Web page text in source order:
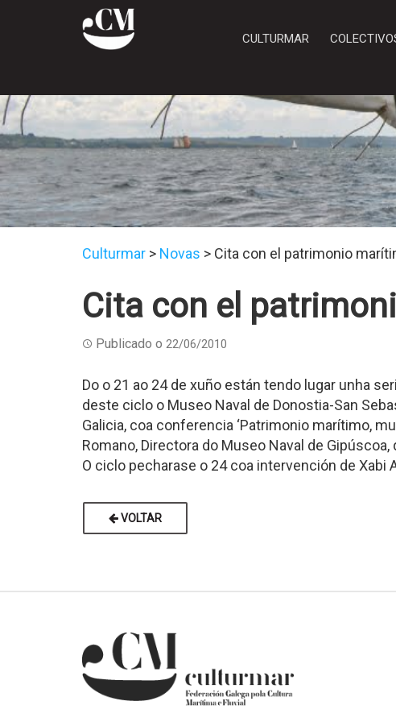
CULTURMAR
Culturmar > Novas > Cita con el patrimonio
Cita con el
Publicado o 22/06/2010
Do o 21 ao 24 de xuño están tendo lugar unha
deste ciclo o Museo Naval de Donostia-San
Galicia, coa conferencia ‘Patrimonio marítimo,
Romano, Directora do Museo Naval de
O ciclo pecharase o 24 coa intervención de Xabi
VOLTAR